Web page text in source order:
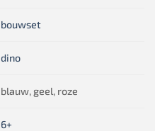
bouwset
dino
blauw, geel, roze
6+